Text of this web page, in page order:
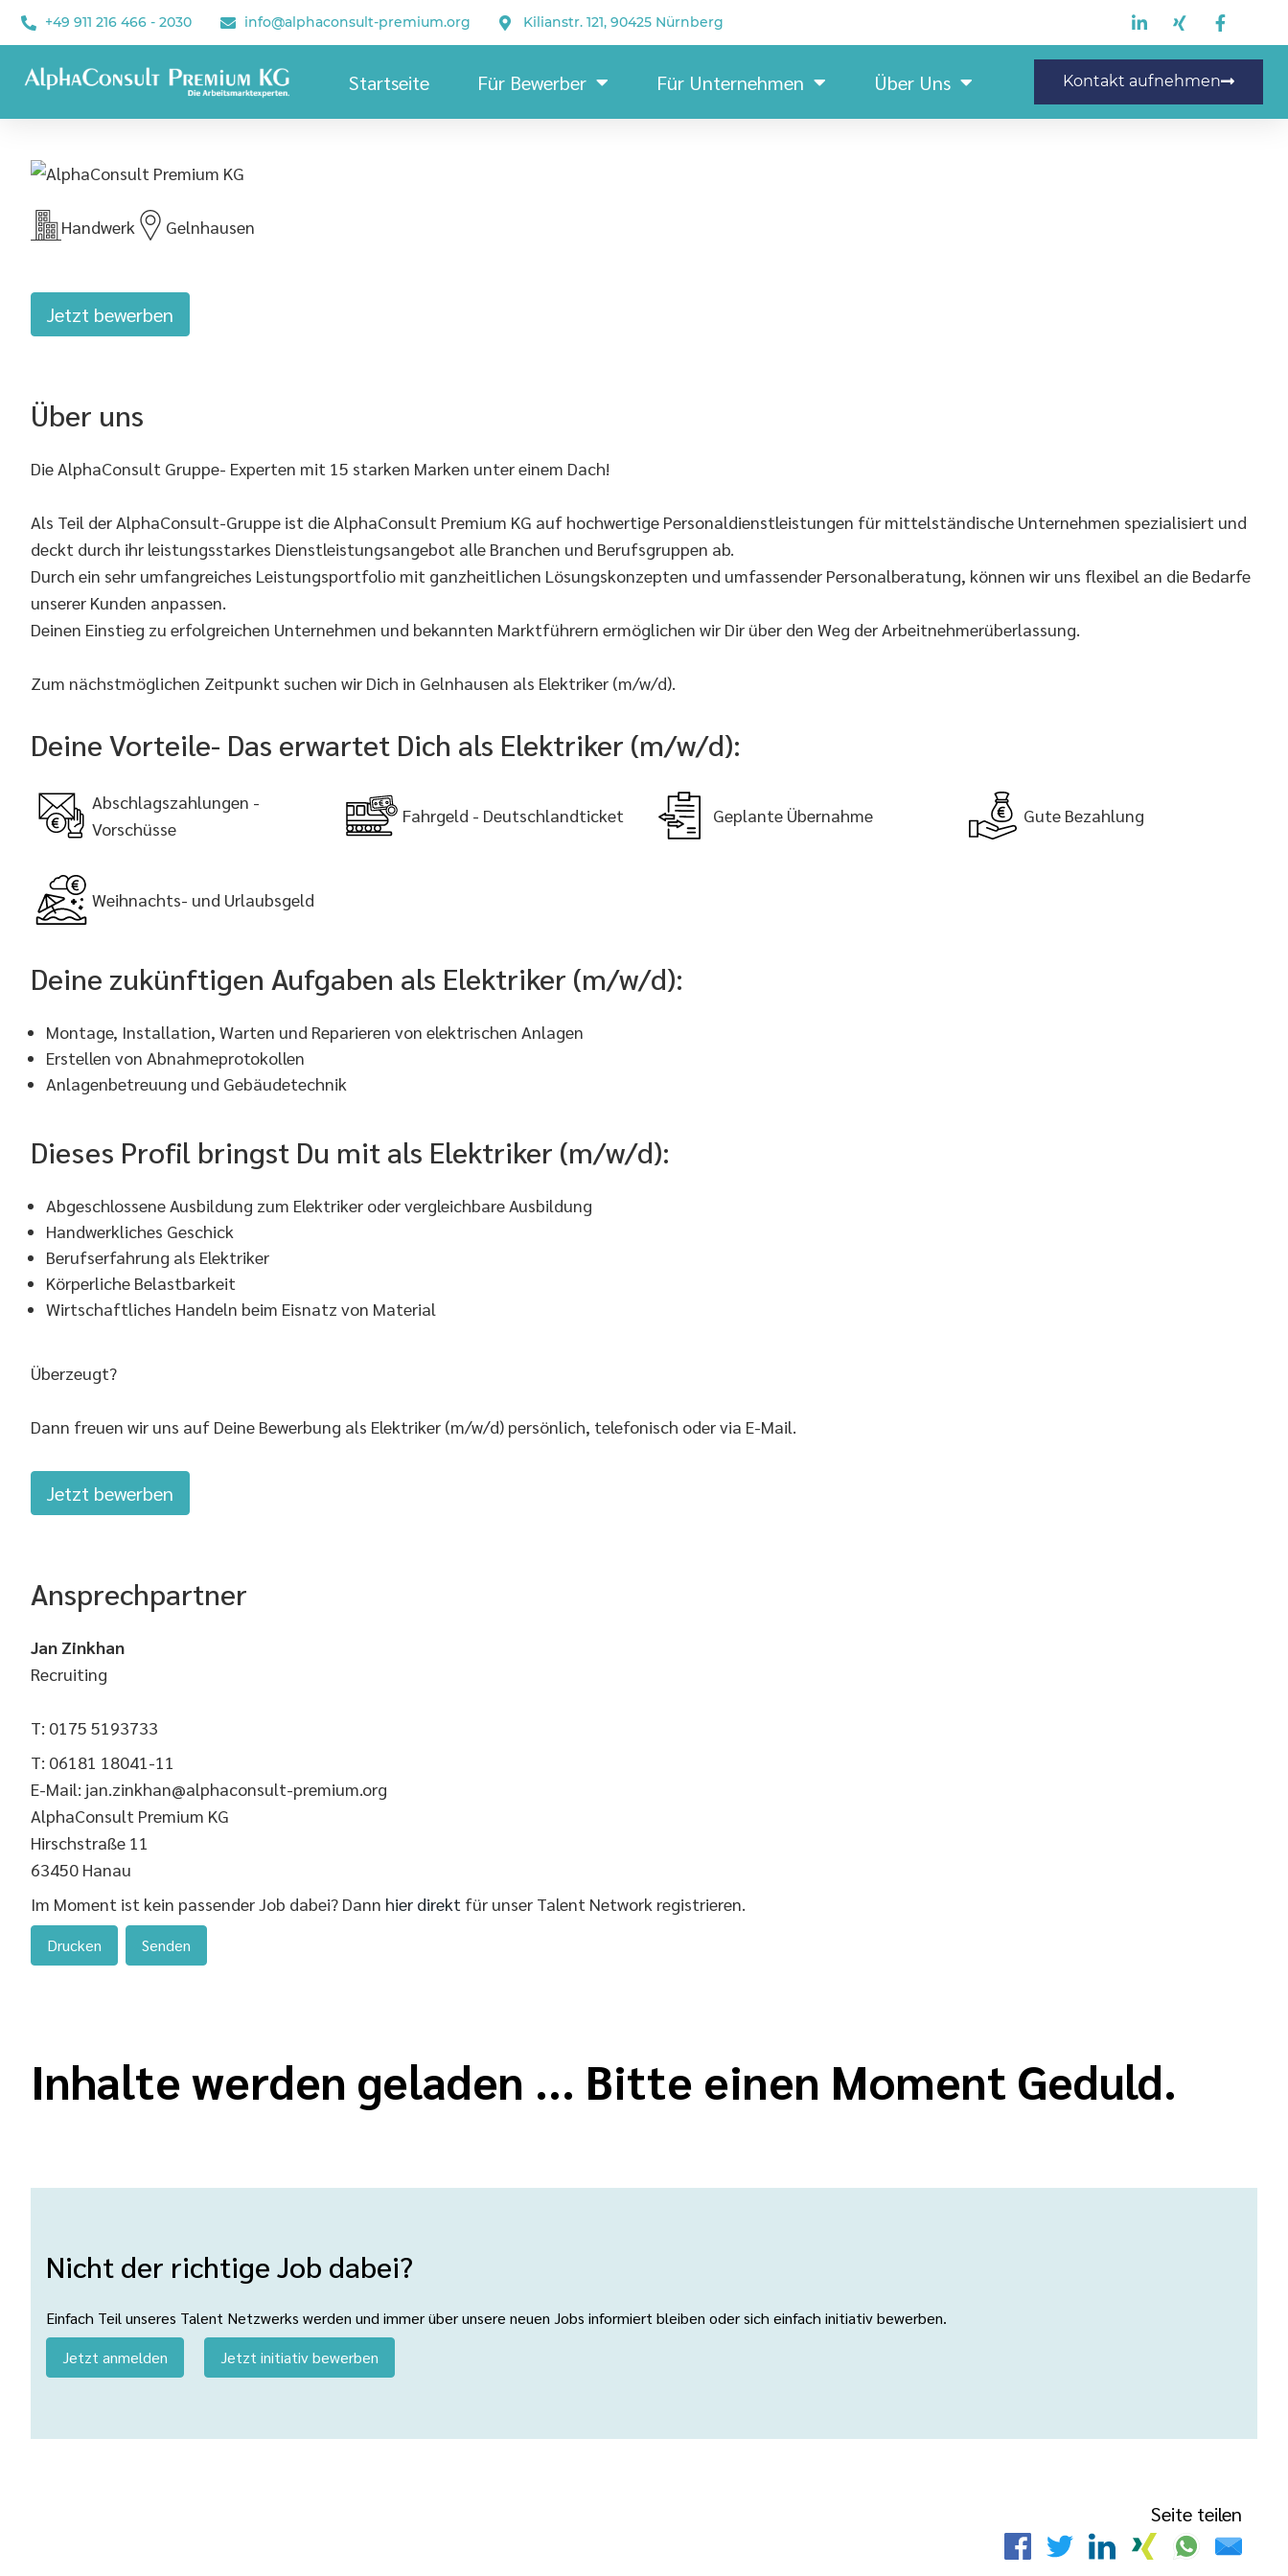
+49 911 216 466 - 2030 info@alphaconsult-premium.org Kilianstr. 121, 90425 Nürnberg
Startseite Für Bewerber Für Unternehmen Über Uns Kontakt aufnehmen
Elektriker (m/w/d)
Handwerk Gelnhausen
Jetzt bewerben
Über uns
Die AlphaConsult Gruppe- Experten mit 15 starken Marken unter einem Dach!
Als Teil der AlphaConsult-Gruppe ist die AlphaConsult Premium KG auf hochwertige Personaldienstleistungen für mittelständische Unternehmen spezialisiert und
deckt durch ihr leistungsstarkes Dienstleistungsangebot alle Branchen und Berufsgruppen ab.
Durch ein sehr umfangreiches Leistungsportfolio mit ganzheitlichen Lösungskonzepten und umfassender Personalberatung, können wir uns flexibel an die Bedarfe
unserer Kunden anpassen.
Deinen Einstieg zu erfolgreichen Unternehmen und bekannten Marktführern ermöglichen wir Dir über den Weg der Arbeitnehmerüberlassung.
Zum nächstmöglichen Zeitpunkt suchen wir Dich in Gelnhausen als Elektriker (m/w/d).
Deine Vorteile- Das erwartet Dich als Elektriker (m/w/d):
Abschlagszahlungen -
Vorschüsse
Fahrgeld - Deutschlandticket Geplante Übernahme Gute Bezahlung
Weihnachts- und Urlaubsgeld
Deine zukünftigen Aufgaben als Elektriker (m/w/d):
Montage, Installation, Warten und Reparieren von elektrischen Anlagen
Erstellen von Abnahmeprotokollen
Anlagenbetreuung und Gebäudetechnik
Dieses Profil bringst Du mit als Elektriker (m/w/d):
Abgeschlossene Ausbildung zum Elektriker oder vergleichbare Ausbildung
Handwerkliches Geschick
Berufserfahrung als Elektriker
Körperliche Belastbarkeit
Wirtschaftliches Handeln beim Eisnatz von Material
Überzeugt?
Dann freuen wir uns auf Deine Bewerbung als Elektriker (m/w/d) persönlich, telefonisch oder via E-Mail.
Jetzt bewerben
Ansprechpartner
Jan Zinkhan
Recruiting
T: 0175 5193733
T: 06181 18041-11
E-Mail: jan.zinkhan@alphaconsult-premium.org
AlphaConsult Premium KG
Hirschstraße 11
63450 Hanau
Im Moment ist kein passender Job dabei? Dann hier direkt für unser Talent Network registrieren.
Drucken Senden
Inhalte werden geladen ... Bitte einen Moment Geduld.
Nicht der richtige Job dabei?
Einfach Teil unseres Talent Netzwerks werden und immer über unsere neuen Jobs informiert bleiben oder sich einfach initiativ bewerben.
Jetzt anmelden
Jetzt initiativ bewerben
Seite teilen